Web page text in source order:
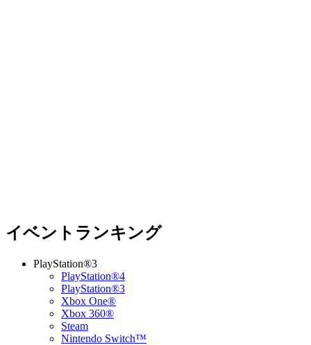
イベントランキング
PlayStation®3
PlayStation®4
PlayStation®3
Xbox One®
Xbox 360®
Steam
Nintendo Switch™